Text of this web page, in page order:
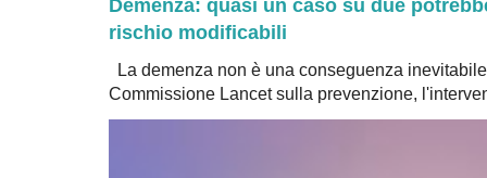
Demenza: quasi un caso su due
rischio modificabili
La demenza non è una conseguenza
Commissione Lancet sulla prevenzione,